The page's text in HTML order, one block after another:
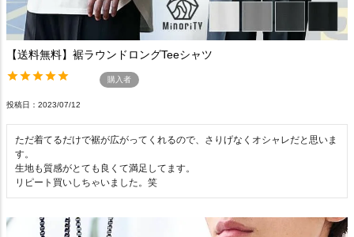
【送料無料】裾ラウンドロングTeeシャツ
購入者
投稿日 2023/07/12
ただ着てるだけで裾が広がってくれるので、さりげなくオシャレだと思いま
す。
生地も質感がとても良くて満足してます。
リピート買いしちゃいました。笑